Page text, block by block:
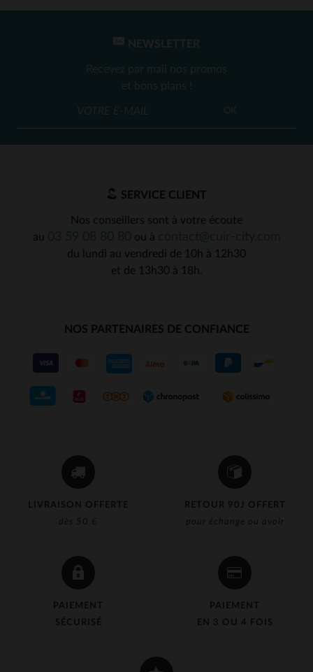
LIVRAISON OFFERTE
dès 50 €
RETOUR 90J OFFERT
pour échange ou avoir
PAIEMENT
SÉCURISÉ
PAIEMENT
EN 3 OU 4 FOIS
NEWSLETTER
Recevez par mail nos promos
et bons plans !
OK
SERVICE CLIENT
Nos conseillers sont à votre écoute
au
ou à
du lundi au vendredi de 10h à 12h30
et de 13h30 à 18h.
NOS PARTENAIRES DE CONFIANCE